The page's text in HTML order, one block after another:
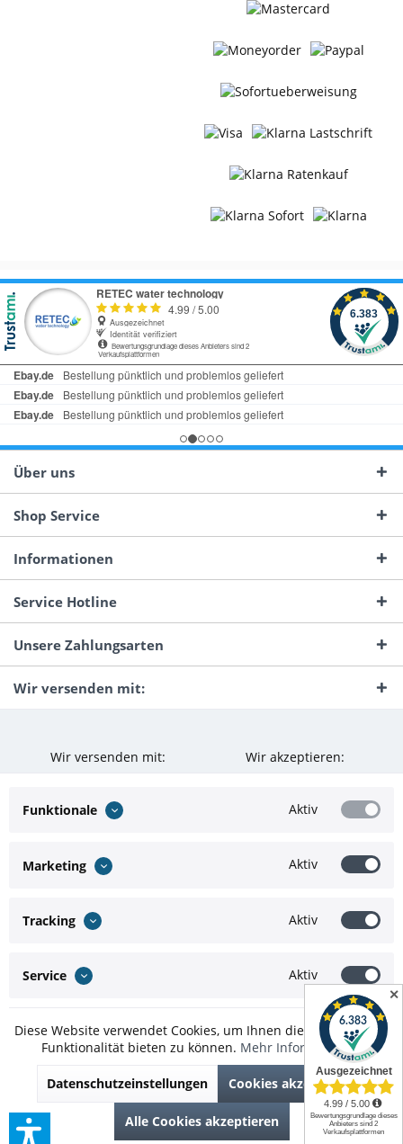
✕
Über uns
Shop Service
Informationen
Service Hotline
Unsere Zahlungsarten
Wir versenden mit:
Wir versenden mit: Wir akzeptieren:
* Alle Preise inkl. gesetzl. Mehrwertsteuer zzgl.Versandkostenund ggf.
Nachnahmegebühren, wenn nicht anders beschrieben
Theme byThemeWare®
Funktionale Aktiv
Marketing Aktiv
Tracking Aktiv
Service Aktiv
Diese Website verwendet Cookies, um Ihnen die bestmögliche
Funktionalität bieten zu können. Mehr Informationen
Datenschutzeinstellungen Cookies akzeptieren
Alle Cookies akzeptieren